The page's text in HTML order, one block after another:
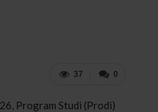
0
37
Program Studi (Prodi)